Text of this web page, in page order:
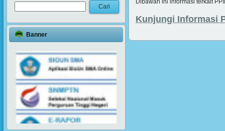
Banner
Kunjungi Informasi